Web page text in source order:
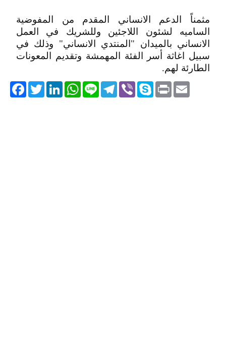
مثمناً الدعم الانساني المقدم من المفوضية
الساميه لشئون اللاجئين وللشريك في العمل
الانساني بالميدان "المنتدي الانساني" وذلك في
سبيل اغاثة أسر الفئة المهمشة وتقديم المعونات
الطارئة لهم.
TwitterLinkedIn
WhatsApp Line
Telegram ViberSkype PrintEmail